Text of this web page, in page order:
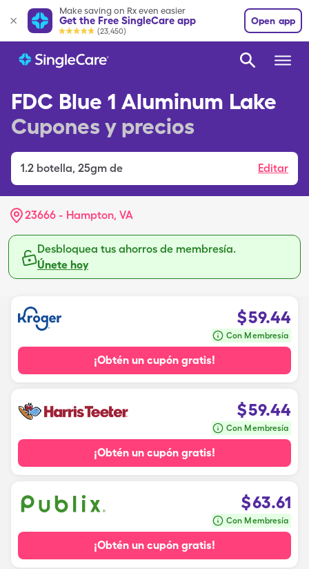
Make saving on Rx even easier
Get the Free SingleCare app
(23,450)
Open app
FDC Blue 1 Aluminum Lake
Cupones y precios
1.2 botella, 25gm de Editar
23666 - Hampton, VA
Desbloquea tus ahorros de membresía.
Únete hoy
$59.44
Con Membresía
¡Obtén un cupón gratis!
$59.44
Con Membresía
¡Obtén un cupón gratis!
$63.61
Con Membresía
¡Obtén un cupón gratis!